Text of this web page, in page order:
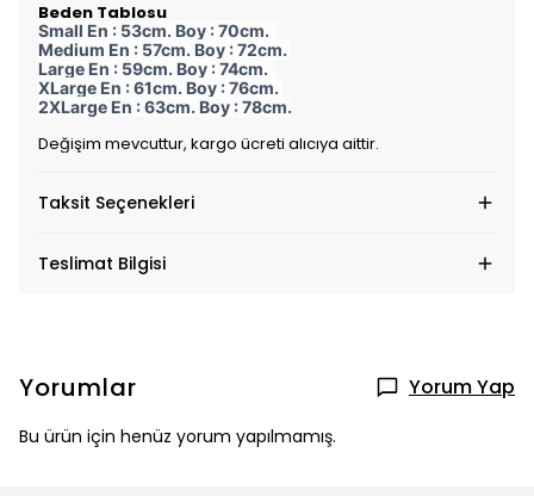
Beden Tablosu
Small En : 53cm. Boy : 70cm.
Medium En : 57cm. Boy : 72cm.
Large En : 59cm. Boy : 74cm.
XLarge En : 61cm. Boy : 76cm.
2XLarge En : 63cm. Boy : 78cm.
Değişim mevcuttur, kargo ücreti alıcıya aittir.
Taksit Seçenekleri
Teslimat Bilgisi
Yorumlar Yorum Yap
Bu ürün için henüz yorum yapılmamış.